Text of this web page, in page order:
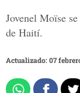
Jovenel Moïse
de Haití.
Actualizado: 07